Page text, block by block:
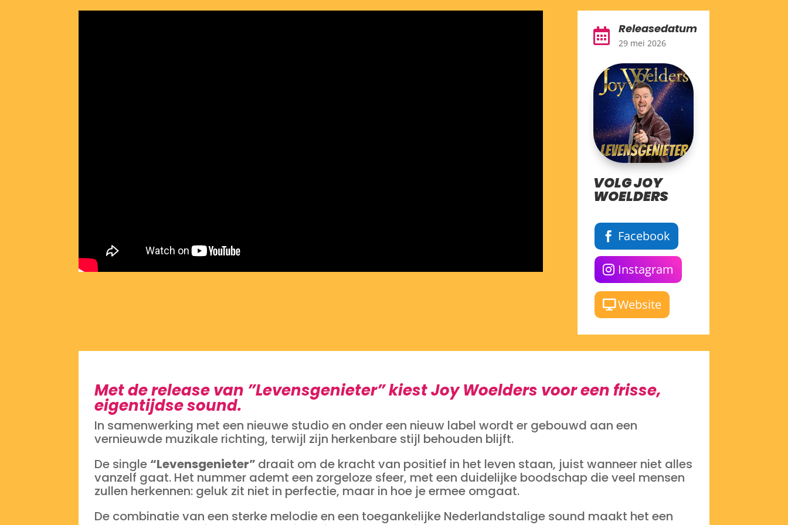
 Releasedatum
29 mei 2026
VOLG JOY
WOELDERS
Facebook
Instagram
Website
Met de release van ”Levensgenieter” kiest Joy Woelders voor een frisse,
eigentijdse sound.
In samenwerking met een nieuwe studio en onder een nieuw label wordt er gebouwd aan een
vernieuwde muzikale richting, terwijl zijn herkenbare stijl behouden blijft.
De single “Levensgenieter” draait om de kracht van positief in het leven staan, juist wanneer niet alles
vanzelf gaat. Het nummer ademt een zorgeloze sfeer, met een duidelijke boodschap die veel mensen
zullen herkennen: geluk zit niet in perfectie, maar in hoe je ermee omgaat.
De combinatie van een sterke melodie en een toegankelijke Nederlandstalige sound maakt het een